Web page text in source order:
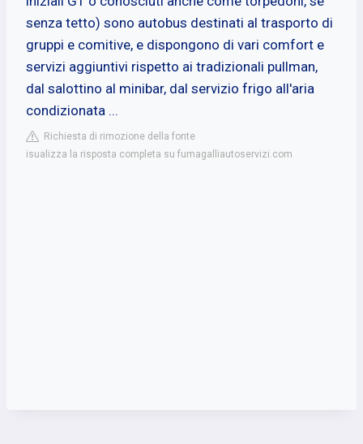
senza tetto) sono autobus destinati al trasporto di
gruppi e comitive, e dispongono di vari comfort e
servizi aggiuntivi rispetto ai tradizionali pullman,
dal salottino al minibar, dal servizio frigo all'aria
condizionata ...
Richiesta di rimozione della fonte
isualizza la risposta completa su fumagalliautoservizi.com